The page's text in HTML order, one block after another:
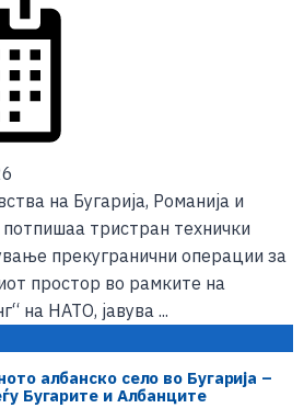
на Бугарија, Романија и
тристран технички
прекугранични операции за
простор во рамките на
на НАТО, јавува ...
албанско село во Бугарија –
Бугарите и Албанците